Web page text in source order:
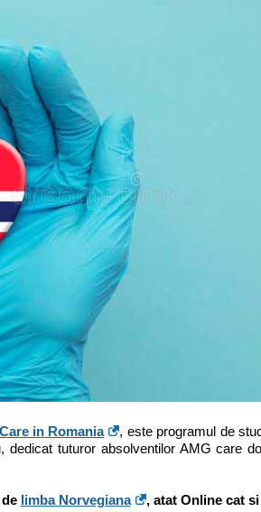
in Romania
, este programul de
tuturor absolventilor AMG care
limba Norvegiana , atat Online cat